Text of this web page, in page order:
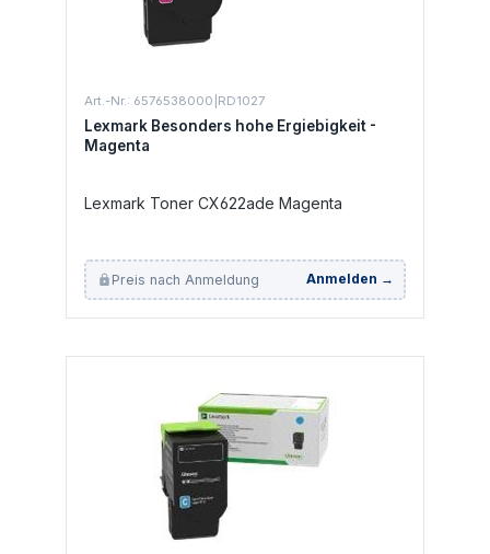
Art.-Nr.: 6576538000|RD1027
Lexmark Besonders hohe Ergiebigkeit -
Magenta
Lexmark Toner CX622ade Magenta
Preis nach Anmeldung Anmelden →